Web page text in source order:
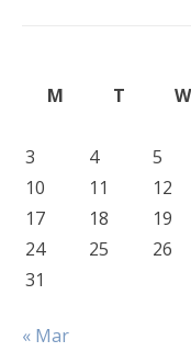
M
T W
3
4 5
10
11 12
17
18 19
24
25 26
31
« Mar